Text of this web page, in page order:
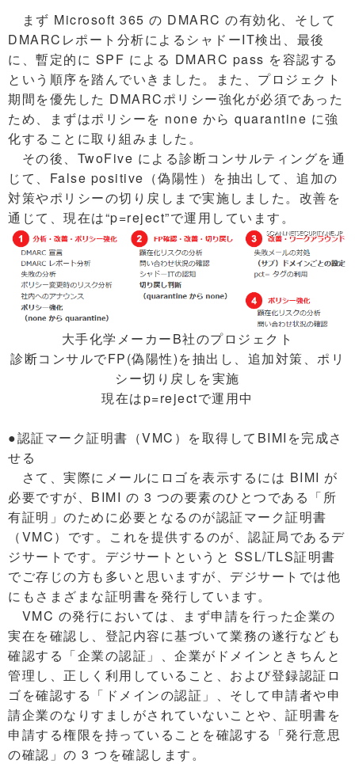
まず Microsoft 365 の DMARC の有効化、そして
DMARCレポート分析によるシャドーIT検出、最後
に、暫定的に SPF による DMARC pass を容認する
という順序を踏んでいきました。また、プロジェクト
期間を優先した DMARCポリシー強化が必須であった
ため、まずはポリシーを none から quarantine に強
化することに取り組みました。
その後、TwoFive による診断コンサルティングを通
じて、False positive（偽陽性）を抽出して、追加の
対策やポリシーの切り戻しまで実施しました。改善を
通じて、現在は“p=reject”で運用しています。
大手化学メーカーB社のプロジェクト
診断コンサルでFP(偽陽性)を抽出し、追加対策、ポリ
シー切り戻しを実施
現在はp=rejectで運用中
●認証マーク証明書（VMC）を取得してBIMIを完成さ
せる
さて、実際にメールにロゴを表示するには BIMI が
必要ですが、BIMI の 3 つの要素のひとつである「所
有証明」のために必要となるのが認証マーク証明書
（VMC）です。これを提供するのが、認証局であるデ
ジサートです。デジサートというと SSL/TLS証明書
でご存じの方も多いと思いますが、デジサートでは他
にもさまざまな証明書を発行しています。
VMC の発行においては、まず申請を行った企業の
実在を確認し、登記内容に基づいて業務の遂行なども
確認する「企業の認証」、企業がドメインときちんと
管理し、正しく利用していること、および登録認証ロ
ゴを確認する「ドメインの認証」、そして申請者や申
請企業のなりすましがされていないことや、証明書を
申請する権限を持っていることを確認する「発行意思
の確認」の 3 つを確認します。